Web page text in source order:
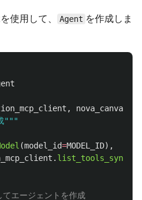
使用して、 Agent を作成しま
,
"""
(model_id=MODEL_ID),
. list_tools_sync